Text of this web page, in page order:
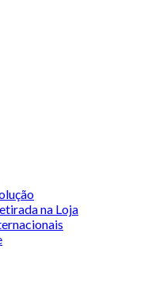
na Loja